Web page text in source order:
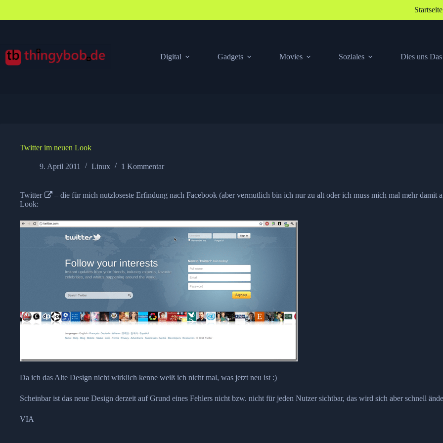
springen
Startseite
Digital Gadgets Movies Soziales Dies uns Das
Twitter im neuen Look
9. April 2011 Linux 1 Kommentar
Twitter
– die für mich nutzloseste Erfindung nach Facebook (aber vermutlich bin ich nur zu alt oder ich muss mich mal mehr damit
Look:
Da ich das Alte Design nicht wirklich kenne weiß ich nicht mal, was jetzt neu ist :)
Scheinbar ist das neue Design derzeit auf Grund eines Fehlers nicht bzw. nicht für jeden Nutzer sichtbar, das wird sich aber schnell
VIA